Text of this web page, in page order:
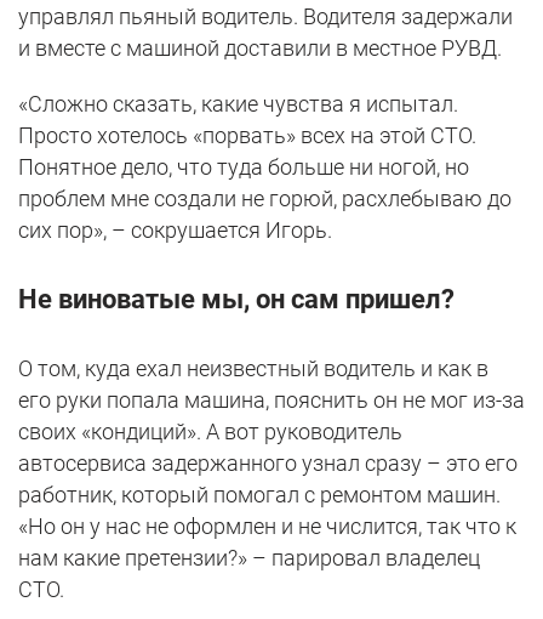
управлял пьяный водитель. Водителя задержали
и вместе с машиной доставили в местное РУВД.
«Сложно сказать, какие чувства я испытал.
Просто хотелось «порвать» всех на этой СТО.
Понятное дело, что туда больше ни ногой, но
проблем мне создали не горюй, расхлебываю до
сих пор», – сокрушается Игорь.
Не виноватые мы, он сам пришел?
О том, куда ехал неизвестный водитель и как в
его руки попала машина, пояснить он не мог из-за
своих «кондиций». А вот руководитель
автосервиса задержанного узнал сразу – это его
работник, который помогал с ремонтом машин.
«Но он у нас не оформлен и не числится, так что к
нам какие претензии?» – парировал владелец
СТО.